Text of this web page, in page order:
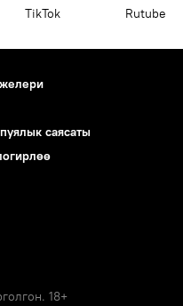
ТikТоk Rutube
саясаты
18+